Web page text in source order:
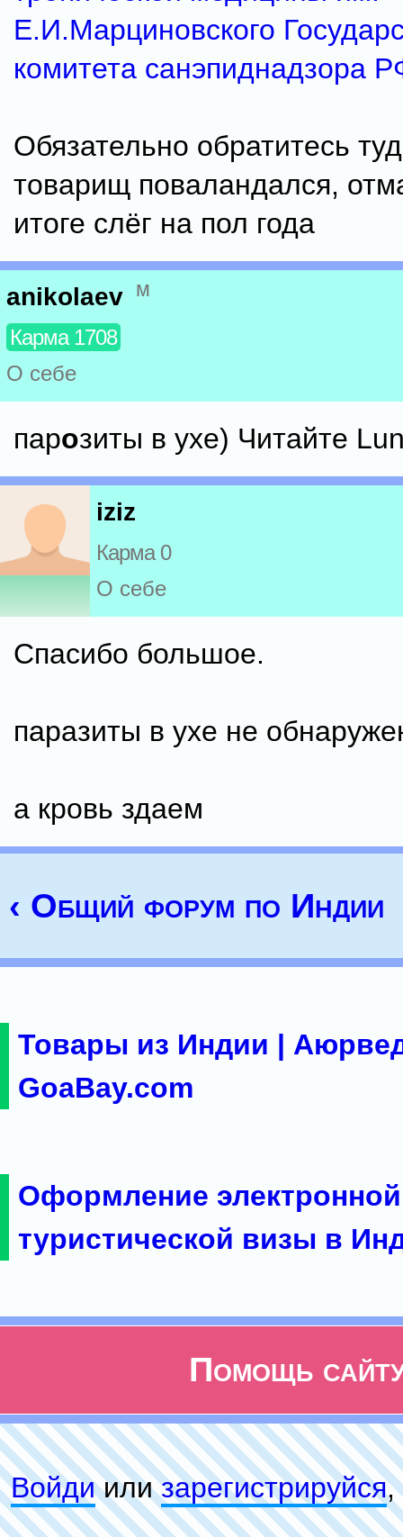
Е.И.Марциновского
комитета санэпиднадзора
Обязательно обратитесь
товарищ поваландался,
итоге слёг на пол года
anikolaev м
Карма 1708
О себе
парозиты в ухе) Читайте
iziz
Карма 0
О себе
Спасибо большое.
паразиты в ухе не
а кровь здаем
‹ Общий форум по Индии
Товары из Индии |
GoaBay.com
Оформление электронной
туристической визы в
Помощь
Войдиилизарeгиcтpируйся,